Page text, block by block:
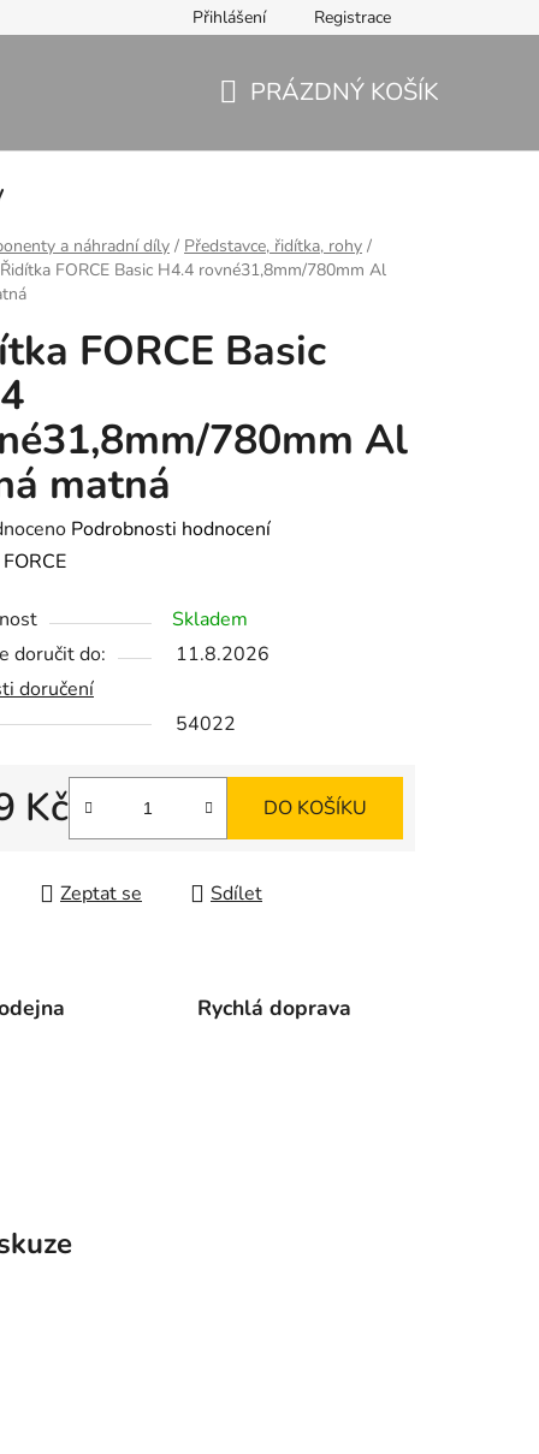
Přihlášení Registrace
PRÁZDNÝ KOŠÍK
a náhradní díly / Představce, řidítka, rohy /
Řidítka FORCE Basic H4.4 rovné31,8mm/780mm Al
FORCE Basic
780mm Al
matná
Podrobnosti hodnocení
FORCE
Skladem
doručit do:
11.8.2026
doručení
54022
Kč DO KOŠÍKU
Zeptat se Sdílet
Rychlá doprava